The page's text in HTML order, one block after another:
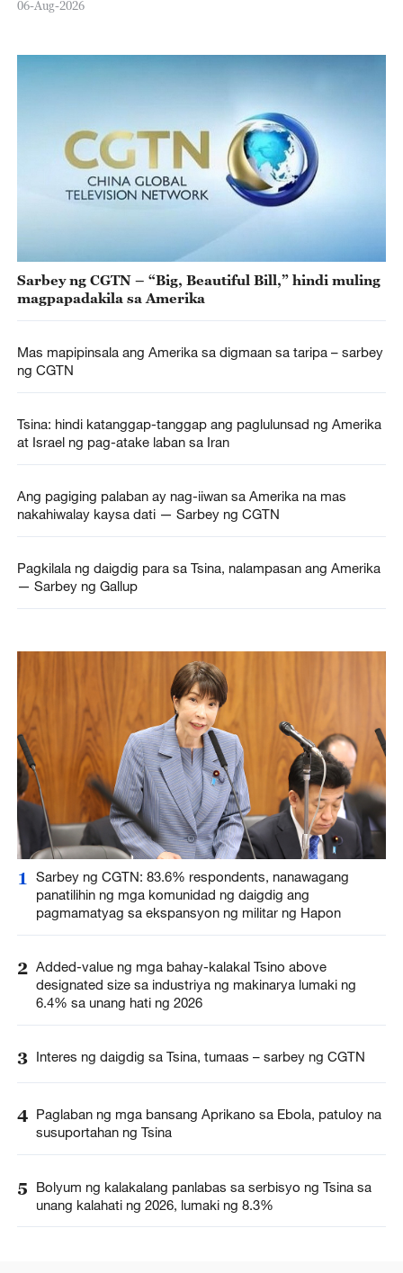
06-Aug-2026
Sarbey ng CGTN – “Big, Beautiful Bill,” hindi muling
magpapadakila sa Amerika
Mas mapipinsala ang Amerika sa digmaan sa taripa – sarbey
ng CGTN
Tsina: hindi katanggap-tanggap ang paglulunsad ng Amerika
at Israel ng pag-atake laban sa Iran
Ang pagiging palaban ay nag-iiwan sa Amerika na mas
nakahiwalay kaysa dati — Sarbey ng CGTN
Pagkilala ng daigdig para sa Tsina, nalampasan ang Amerika
— Sarbey ng Gallup
1
Sarbey ng CGTN: 83.6% respondents, nanawagang
panatilihin ng mga komunidad ng daigdig ang
pagmamatyag sa ekspansyon ng militar ng Hapon
2 Added-value ng mga bahay-kalakal Tsino above
designated size sa industriya ng makinarya lumaki ng
6.4% sa unang hati ng 2026
3 Interes ng daigdig sa Tsina, tumaas – sarbey ng CGTN
4 Paglaban ng mga bansang Aprikano sa Ebola, patuloy na
susuportahan ng Tsina
5
Bolyum ng kalakalang panlabas sa serbisyo ng Tsina sa
unang kalahati ng 2026, lumaki ng 8.3%